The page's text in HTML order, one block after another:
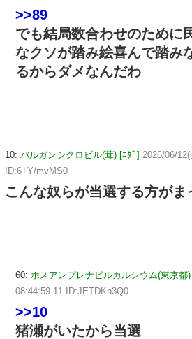
>>89
でも結局数合わせのために
なクソが踏み絵喜んで踏み
るからダメなんだわ
10: バルガンシクロビル(茸) [ﾆﾀﾞ] 2026/06/
ID:6+Y/mvMS0
こんな奴らが当選する方がま
60: ホスアンプレナビルカルシウム(東京都
08:44:59.11 ID:JETDKn3Q0
>>10
猪瀬がいたから当選